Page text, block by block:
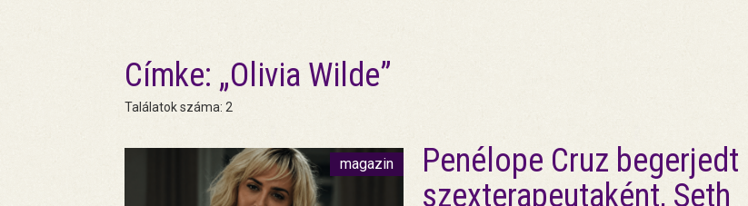
Címke: „Olivia Wilde”
Találatok száma: 2
magazin
Penélope Cruz begerjedt
szexterapeutaként, Seth